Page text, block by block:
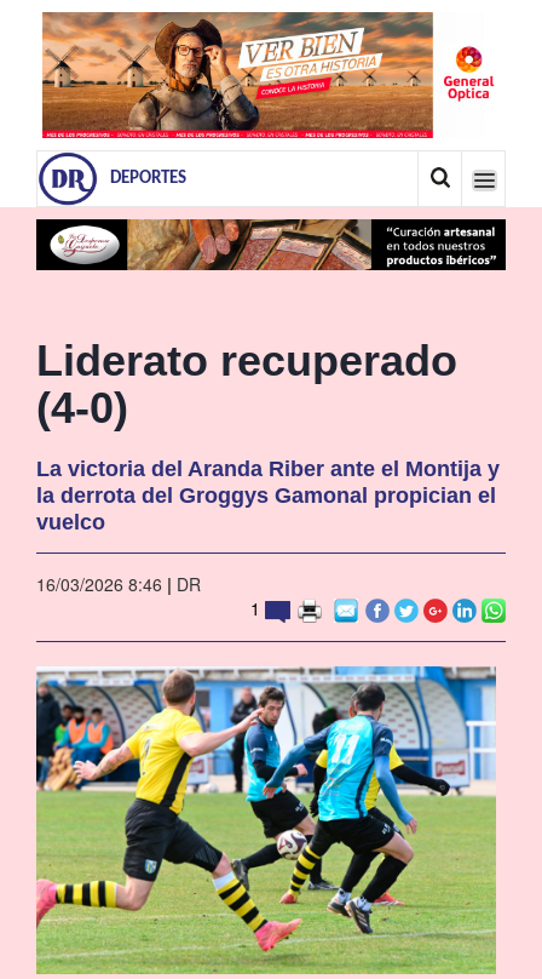
DEPORTES
Liderato recuperado
(4-0)
La victoria del Aranda Riber ante el Montija y
la derrota del Groggys Gamonal propician el
vuelco
16/03/2026 8:46 | DR
1